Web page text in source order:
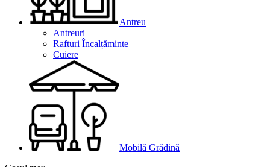
Antreu
Antreuri
Rafturi Încalțăminte
Cuiere
Mobilă Grădină